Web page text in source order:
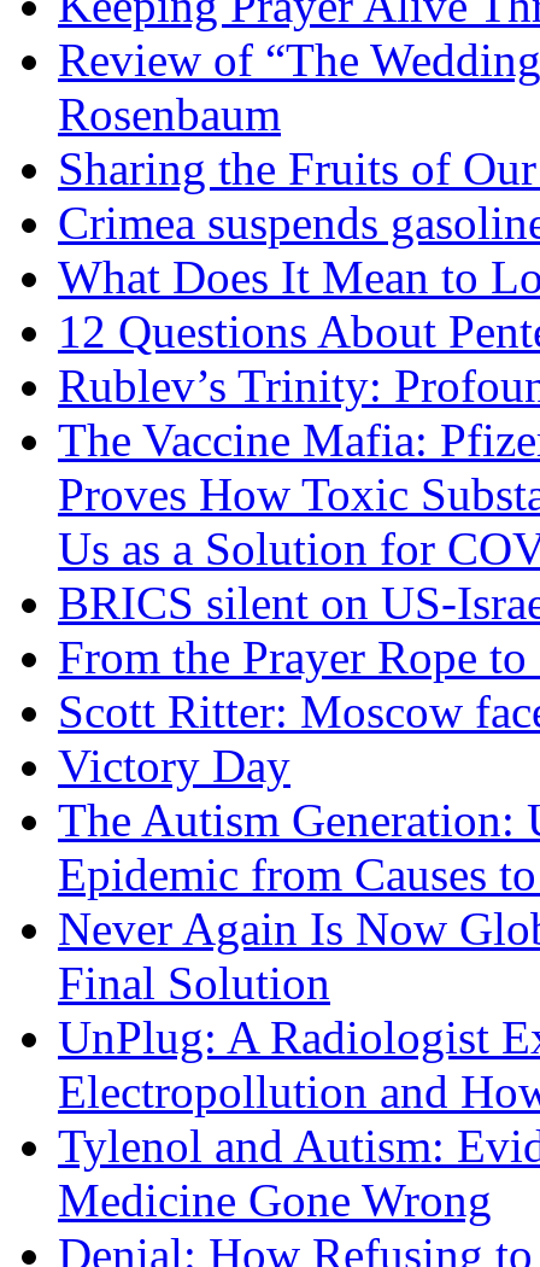
Review of “The
Rosenbaum
Sharing the Fruits of
Crimea suspends
What Does It Mean to
12 Questions About
Rublev’s Trinity:
The Vaccine Mafia:
Proves How Toxic
Us as a Solution for
BRICS silent on US-
From the Prayer Rope
Scott Ritter: Moscow
Victory Day
The Autism Generation:
Epidemic from Causes
Never Again Is Now
Final Solution
UnPlug: A Radiologist
Electropollution and
Tylenol and Autism:
Medicine Gone Wrong
Denial: How Refusing